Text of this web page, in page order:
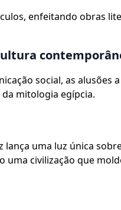
enfeitando obras
social, as alusões
mitologia egípcia.
uma luz única
uma civilização que